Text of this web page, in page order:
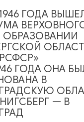
по
ГОДА
ОБРАЗОВАНИИ
ГОДА ОНА
В
— В